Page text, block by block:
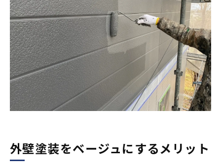
外壁塗装をベージュにするメリット